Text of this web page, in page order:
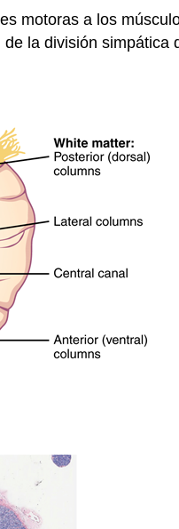
motoras a los
la división simpática